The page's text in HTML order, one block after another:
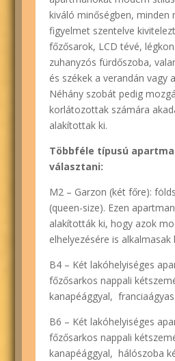
kiváló minőségben, minden
figyelmet szentelve
főzősarok, LCD tévé,
zuhanyzós fürdőszoba,
és székek a verandán vagy
Néhány szobát pedig
korlátozottak számára
alakítottak ki.
Többféle típusú
választani:
M2 – Garzon (két főre):
(queen-size). Ezen
alakították ki, hogy azok
elhelyezésére is alkalmasak
B4 – Két lakóhelyiséges
főzősarkos nappali
kanapéággyal,
B6 – Két lakóhelyiséges
főzősarkos nappali
kanapéággyal, hálószoba